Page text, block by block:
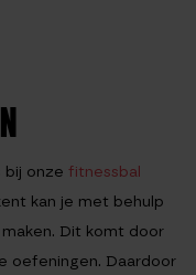
bij onze fitnessbal
kan je met behulp
Dit komt door
oefeningen. Daardoor